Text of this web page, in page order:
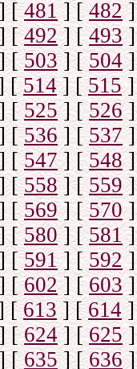
[481] [482]
[492] [493]
[503] [504]
[514] [515]
[525] [526]
[536] [ 537]
[547] [548]
[558] [559]
[569] [570]
[580] [581]
[591] [592]
[602] [603]
[613] [614]
[624] [625]
[635] [636]